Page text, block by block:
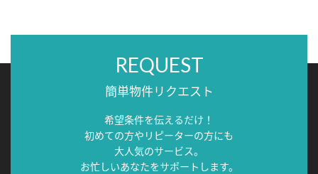
REQUEST
簡単物件リクエスト
希望条件を伝えるだけ！
初めての方やリピーターの方にも
大人気のサービス。
お忙しいあなたをサポートします。